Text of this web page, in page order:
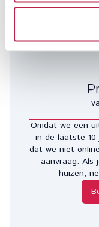
€ 5.350,00 / €
Omdat we een
in de laatste 10
dat we niet
aanvraag. Als
huizen,